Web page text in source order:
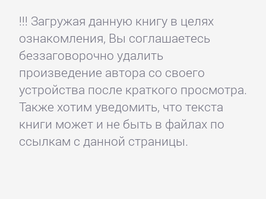
!!! Загружая данную книгу в целях
ознакомления, Вы соглашаетесь
беззаговорочно удалить
произведение автора со своего
устройства после краткого просмотра.
Также хотим уведомить, что текста
книги может и не быть в файлах по
ссылкам с данной страницы.